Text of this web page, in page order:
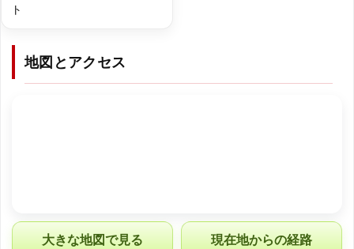
ト
地図とアクセス
大きな地図で見る 現在地からの経路